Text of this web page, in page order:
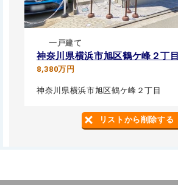
一戸建て
神奈川県横浜市旭区鶴ケ峰２丁目
8,380万円
神奈川県横浜市旭区鶴ケ峰２丁目
リストから削除する